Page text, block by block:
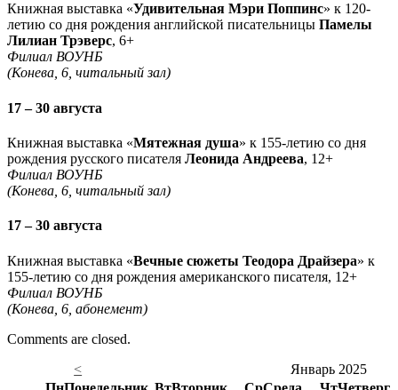
Книжная выставка «Удивительная Мэри Поппинс» к 120-
летию со дня рождения английской писательницы Памелы
Лилиан Трэверс, 6+
Филиал ВОУНБ
(Конева, 6, читальный зал)
17 – 30 августа
Книжная выставка «Мятежная душа» к 155-летию со дня
рождения русского писателя Леонида Андреева, 12+
Филиал ВОУНБ
(Конева, 6, читальный зал)
17 – 30 августа
Книжная выставка «Вечные сюжеты Теодора Драйзера» к
155-летию со дня рождения американского писателя, 12+
Филиал ВОУНБ
(Конева, 6, абонемент)
Comments are closed.
<
Январь 2025